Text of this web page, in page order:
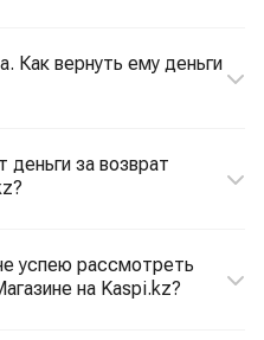
Как вернуть ему деньги
деньги за возврат
успею рассмотреть
на Kaspi.kz?